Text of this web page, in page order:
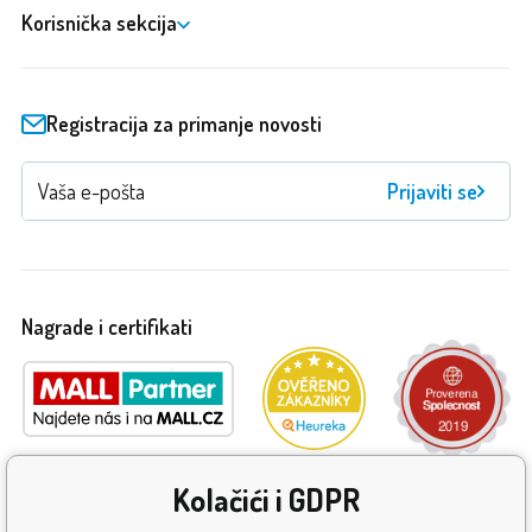
Korisnička sekcija
Registracija za primanje novosti
Prijaviti se
Nagrade i certifikati
Kolačići i GDPR